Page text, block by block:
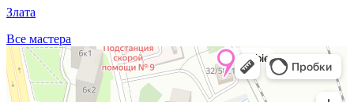
Злата
Все мастера